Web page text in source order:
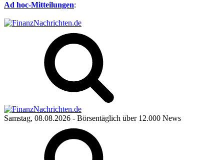
Ad hoc-Mitteilungen:
Samstag, 08.08.2026 - Börsentäglich über 12.000 News